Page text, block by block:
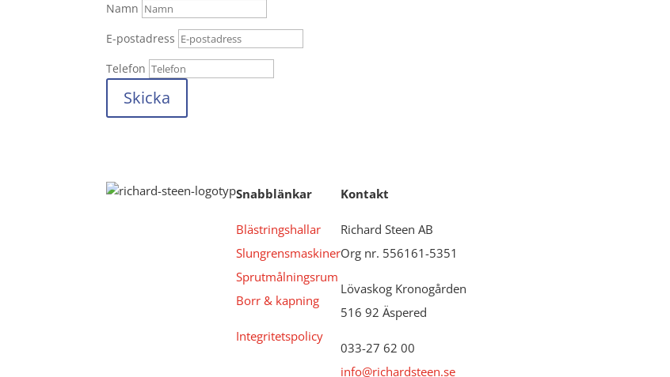
Namn
E-postadress
Telefon
Skicka
Snabblänkar
Blästringshallar
Slungrensmaskiner
Sprutmålningsrum
Borr & kapning
Integritetspolicy
Kontakt
Richard Steen AB
Org nr. 556161-5351
Lövaskog Kronogården
516 92 Äspered
033-27 62 00
info@richardsteen.se